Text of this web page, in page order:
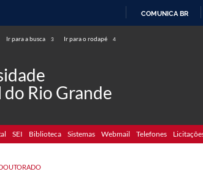
COMUNICA BR
Ir para a busca 3 Ir para o rodapé 4
do Rio Grande
SEI Biblioteca Sistemas Webmail Telefones